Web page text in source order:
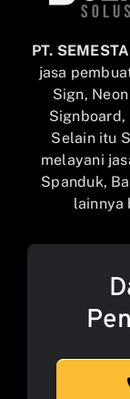
PT.
jasa
Sign,
Signboard,
Selain itu
melayani
Spanduk,
lainnya